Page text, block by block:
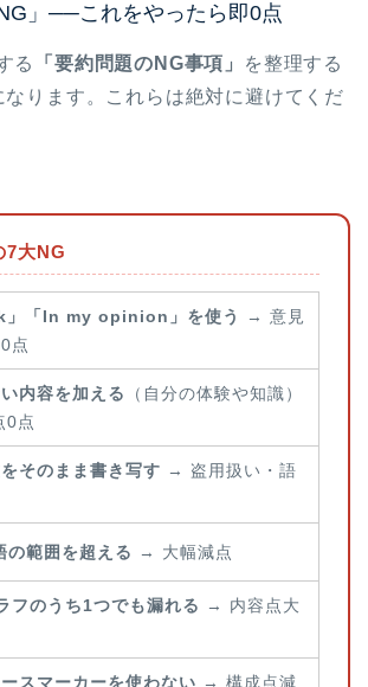
」──これをやったら即0点
る 「要約問題のNG事項」
を整理する
なります。これらは絶対に避けてくだ
7大NG
」「In my opinion」を使う
→ 意見
点
内容を加える
（自分の体験や知識）
0点
そのまま書き写す → 盗用扱い・語
の範囲を超える → 大幅減点
フのうち1つでも漏れる
→ 内容点大
スマーカーを使わない → 構成点減